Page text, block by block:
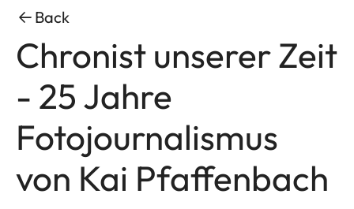
Back
Chronist unserer Zeit
- 25 Jahre
Fotojournalismus
von Kai Pfaffenbach